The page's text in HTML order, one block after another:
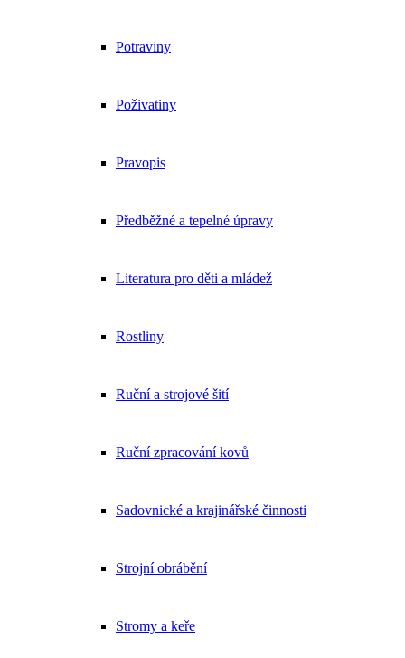
Potraviny
Poživatiny
Pravopis
Předběžné a tepelné úpravy
Literatura pro děti a mládež
Rostliny
Ruční a strojové šití
Ruční zpracování kovů
Sadovnické a krajinářské činnosti
Strojní obrábění
Stromy a keře